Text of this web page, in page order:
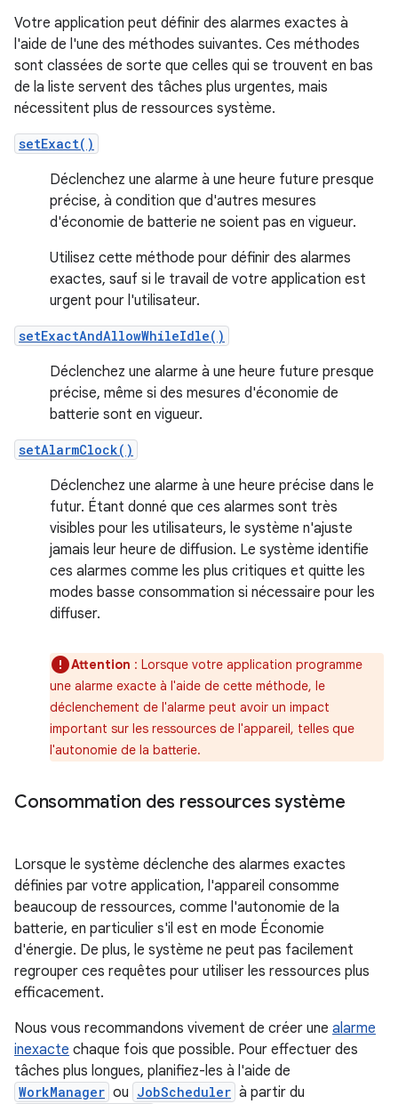
Votre application peut définir des alarmes exactes à
l'aide de l'une des méthodes suivantes. Ces méthodes
sont classées de sorte que celles qui se trouvent en bas
de la liste servent des tâches plus urgentes, mais
nécessitent plus de ressources système.
setExact()
Déclenchez une alarme à une heure future presque
précise, à condition que d'autres mesures
d'économie de batterie ne soient pas en vigueur.
Utilisez cette méthode pour définir des alarmes
exactes, sauf si le travail de votre application est
urgent pour l'utilisateur.
setExactAndAllowWhileIdle()
Déclenchez une alarme à une heure future presque
précise, même si des mesures d'économie de
batterie sont en vigueur.
setAlarmClock()
Déclenchez une alarme à une heure précise dans le
futur. Étant donné que ces alarmes sont très
visibles pour les utilisateurs, le système n'ajuste
jamais leur heure de diffusion. Le système identifie
ces alarmes comme les plus critiques et quitte les
modes basse consommation si nécessaire pour les
diffuser.
Attention : Lorsque votre application programme
une alarme exacte à l'aide de cette méthode, le
déclenchement de l'alarme peut avoir un impact
important sur les ressources de l'appareil, telles que
l'autonomie de la batterie.
Consommation des ressources système
Lorsque le système déclenche des alarmes exactes
définies par votre application, l'appareil consomme
beaucoup de ressources, comme l'autonomie de la
batterie, en particulier s'il est en mode Économie
d'énergie. De plus, le système ne peut pas facilement
regrouper ces requêtes pour utiliser les ressources plus
efficacement.
Nous vous recommandons vivement de créer une alarme
inexacte chaque fois que possible. Pour effectuer des
tâches plus longues, planifiez-les à l'aide de
WorkManager ou JobScheduler à partir du